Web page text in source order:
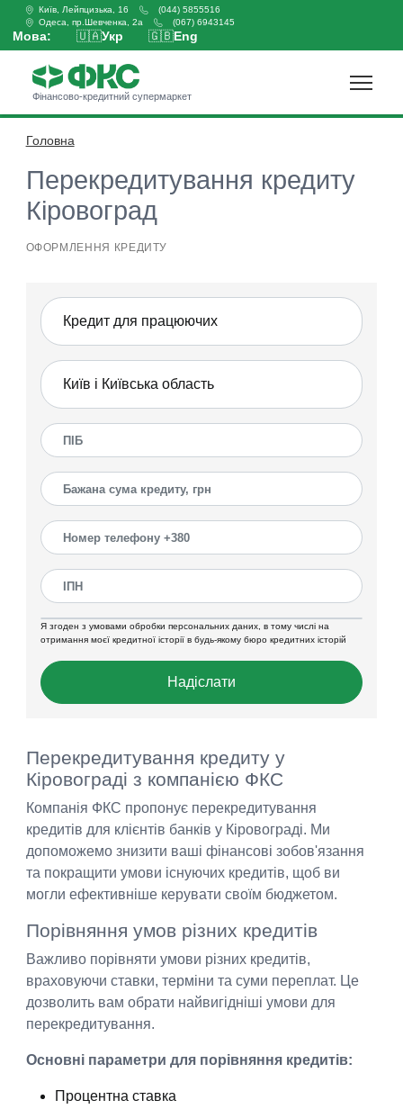
Київ, Лейпцизька, 16
(044) 5855516
Одеса, пр.Шевченка, 2а
(067) 6943145
Мова: 🇺🇦Укр 🇬🇧Eng
Фінансово-кредитний супермаркет
Головна
Перекредитування кредиту
Кіровоград
ОФОРМЛЕННЯ КРЕДИТУ
Я згоден з умовами обробки персональних даних, в тому числі на
отримання моєї кредитної історії в будь-якому бюро кредитних історій
Надіслати
Перекредитування кредиту у
Кіровограді з компанією ФКС
Компанія ФКС пропонує перекредитування
кредитів для клієнтів банків у Кіровограді. Ми
допоможемо знизити ваші фінансові зобов'язання
та покращити умови існуючих кредитів, щоб ви
могли ефективніше керувати своїм бюджетом.
Порівняння умов різних кредитів
Важливо порівняти умови різних кредитів,
враховуючи ставки, терміни та суми переплат. Це
дозволить вам обрати найвигідніші умови для
перекредитування.
Основні параметри для порівняння кредитів:
Процентна ставка